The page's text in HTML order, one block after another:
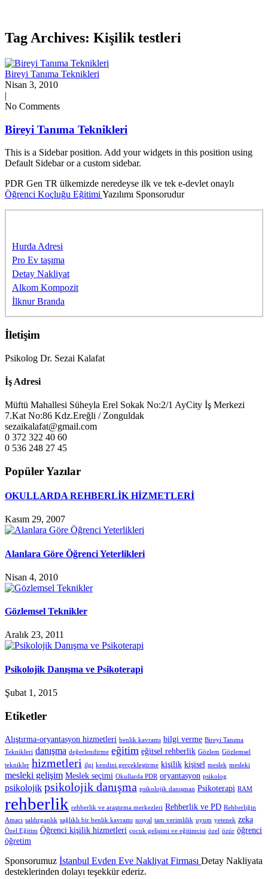
Tag Archives: Kişilik testleri
Bireyi Tanıma Teknikleri
Nisan 3, 2010
|
No Comments
Bireyi Tanıma Teknikleri
This is a Sidebar position. Add your widgets in this position using
Default Sidebar or a custom sidebar.
PDR Gen TR ülkemizde neredeyse ilk ve tek e-devlet onaylı
Öğrenci Koçluğu Eğitimi Yazılımı Sponsorudur
Hurda Adresi
Pro Ev taşıma
Detay Nakliyat
Alkom Kompozit
İlknur Branda
İletişim
Psikolog Dr. Sezai Kalafat
İş Adresi
Müftü Mahallesi Süheyla Erel Sokak No:2/1 AyCity İş Merkezi
7.Kat No:86 Kdz.Ereğli / Zonguldak
sezaikalafat@gmail.com
0 372 322 40 60
0 536 248 27 45
Popüler Yazılar
OKULLARDA REHBERLİK HİZMETLERİ
Kasım 29, 2007
Alanlara Göre Öğrenci Yeterlikleri
Nisan 4, 2010
Gözlemsel Teknikler
Aralık 23, 2011
Psikolojik Danışma ve Psikoterapi
Şubat 1, 2015
Etiketler
Alıştırma-oryantasyon hizmetleri benlik kavramı bilgi verme Bireyi Tanıma
Teknikleri danışma değerlendirme eğitim eğitsel rehberlik Gözlem Gözlemsel
teknikler hizmetleri ilgi kendini gerçekleştirme kişilik kişisel meslek mesleki
mesleki gelişim Meslek seçimi Okullarda PDR oryantasyon psikolog
psikolojik psikolojik danışma psikolojik danışman Psikoterapi RAM
rehberlik rehberlik ve araştırma merkezleri Rehberlik ve PD Rehberliğin
Amacı saldırganlık sağlıklı bir benlik kavramı sosyal tam verimlilik uyum yetenek zeka
Özel Eğitim Öğrenci kişilik hizmetleri çocuk gelişimi ve eğitimcisi özel özür öğrenci
öğretim
Sponsorumuz İstanbul Evden Eve Nakliyat Firması Detay Nakliyata
desteklerinden dolayı teşekkür ederiz.